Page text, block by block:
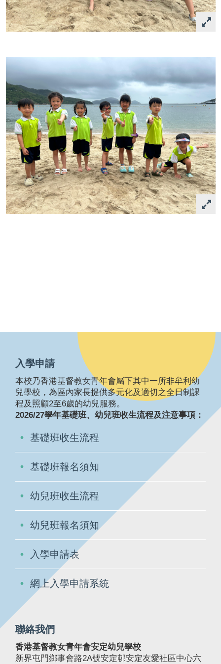
入學申請
本校乃香港基督教女青年會屬下其中一所非牟利幼
兒學校，為區內家長提供多元化及適切之全日制課
程及照顧2至6歲的幼兒服務。
2026/27學年基礎班、幼兒班收生流程及注意事項：
基礎班收生流程
基礎班報名須知
幼兒班收生流程
幼兒班報名須知
入學申請表
網上入學申請系統
聯絡我們
香港基督教女青年會安定幼兒學校
新界屯門鄉事會路2A號安定邨安定友愛社區中心六